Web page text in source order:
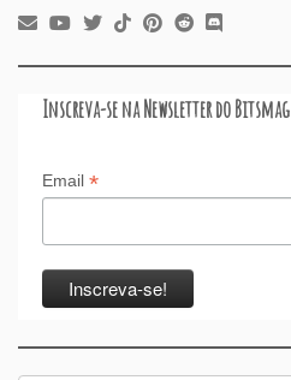
Inscreva-se na Newsletter do Bitsmag
Email *